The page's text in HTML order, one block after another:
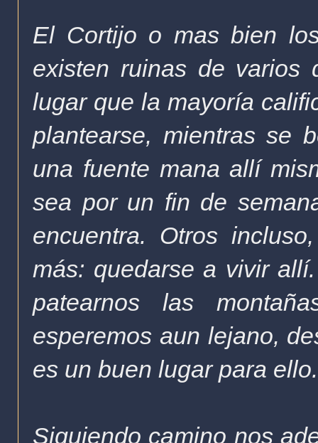
El Cortijo o mas bien
existen ruinas de varios
lugar que la mayoría
plantearse, mientras se
una fuente mana allí
sea por un fin de
encuentra. Otros
más: quedarse a vivir
patearnos las
esperemos aun lejano,
es un buen lugar para
Siguiendo camino nos